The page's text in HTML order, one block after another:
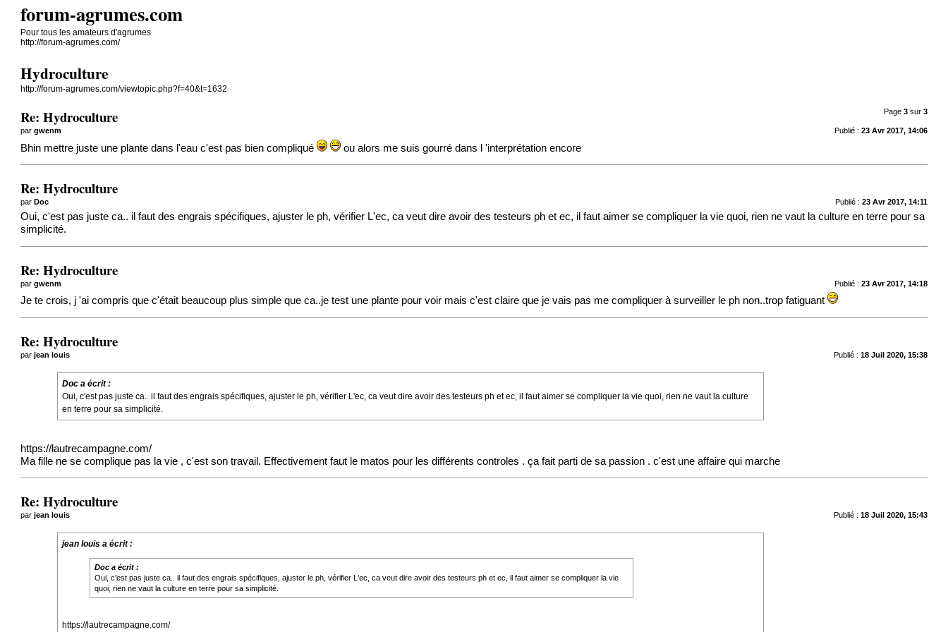
forum-agrumes.com
Pour tous les amateurs d'agrumes
http://forum-agrumes.com/
Hydroculture
http://forum-agrumes.com/viewtopic.php?f=40&t=1632
Page 3sur 3
Re: Hydroculture
Publié : 23 Avr 2017, 14:06
pargwenm
Bhin mettre juste une plante dans l'eau c'est pas bien compliqué ou alors me suis gourré dans l 'interprétation encore
Re: Hydroculture
Publié : 23 Avr 2017, 14:11
parDoc
Oui, c'est pas juste ca.. il faut des engrais spécifiques, ajuster le ph, vérifier L'ec, ca veut dire avoir des testeurs ph et ec, il faut aimer se compliquer la vie quoi, rien ne vaut la culture en terre pour sa
simplicité.
Re: Hydroculture
Publié : 23 Avr 2017, 14:18
pargwenm
Je te crois, j 'ai compris que c'était beaucoup plus simple que ca..je test une plante pour voir mais c'est claire que je vais pas me compliquer à surveiller le ph non..trop fatiguant
Re: Hydroculture
Publié : 18 Juil 2020, 15:38
parjean louis
Doc a écrit :
Oui, c'est pas juste ca.. il faut des engrais spécifiques, ajuster le ph, vérifier L'ec, ca veut dire avoir des testeurs ph et ec, il faut aimer se compliquer la vie quoi, rien ne vaut la culture
en terre pour sa simplicité.
https://lautrecampagne.com/
Ma fille ne se complique pas la vie , c'est son travail. Effectivement faut le matos pour les différents controles . ça fait parti de sa passion . c'est une affaire qui marche
Re: Hydroculture
Publié : 18 Juil 2020, 15:43
parjean louis
jean louis a écrit :
Doc a écrit :
Oui, c'est pas juste ca.. il faut des engrais spécifiques, ajuster le ph, vérifier L'ec, ca veut dire avoir des testeurs ph et ec, il faut aimer se compliquer la vie
quoi, rien ne vaut la culture en terre pour sa simplicité.
https://lautrecampagne.com/